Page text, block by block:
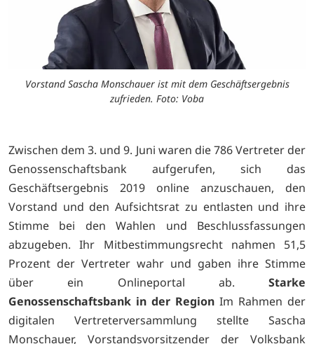
Vorstand Sascha Monschauer ist mit dem Geschäftsergebnis
zufrieden. Foto: Voba
Zwischen dem 3. und 9. Juni waren die 786 Vertreter der
Genossenschaftsbank aufgerufen, sich das
Geschäftsergebnis 2019 online anzuschauen, den
Vorstand und den Aufsichtsrat zu entlasten und ihre
Stimme bei den Wahlen und Beschlussfassungen
abzugeben. Ihr Mitbestimmungsrecht nahmen 51,5
Prozent der Vertreter wahr und gaben ihre Stimme
über ein Onlineportal ab. Starke
Genossenschaftsbank in der Region Im Rahmen der
digitalen Vertreterversammlung stellte Sascha
Monschauer, Vorstandsvorsitzender der Volksbank